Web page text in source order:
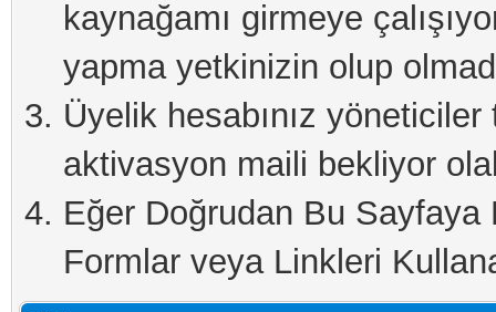
kaynağamı girmeye
yapma yetkinizin olup
Üyelik hesabınız
aktivasyon maili bekliyor
Eğer Doğrudan Bu
Formlar veya Linkleri